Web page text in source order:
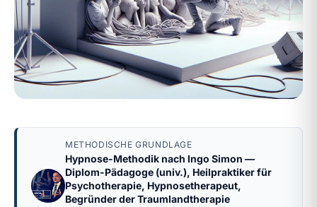
METHODISCHE GRUNDLAGE
Hypnose-Methodik nach Ingo Simon —
Diplom-Pädagoge (univ.), Heilpraktiker für
Psychotherapie, Hypnosetherapeut,
Begründer der Traumlandtherapie